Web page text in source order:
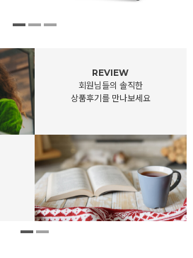
REVIEW
회원님들의 솔직한
상품후기를 만나보세요